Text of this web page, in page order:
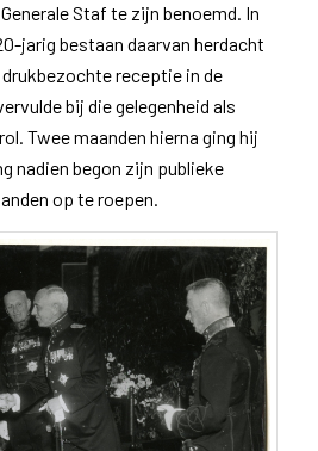
Staf te zijn benoemd. In
jarig bestaan daarvan herdacht
receptie in de
bij die gelegenheid als
Twee maanden hierna ging hij
nadien begon zijn publieke
op te roepen.